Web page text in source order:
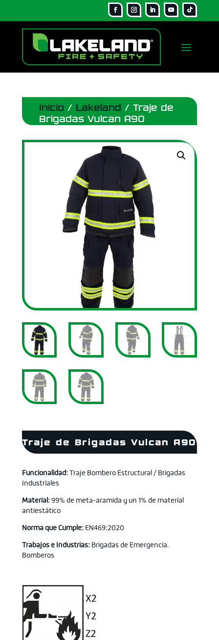
Inicio / Lakeland / Traje de
Brigadas Vulcan A90
Traje de Brigadas Vulcan A90
Funcionalidad:Traje Bombero Estructural / Brigadas
Industriales
Material: 99% de meta-aramida y un 1% de material
antiestático
Norma que Cumple: EN469:2020
Trabajos e Industrias:Brigadas de Emergencia.
Bomberos